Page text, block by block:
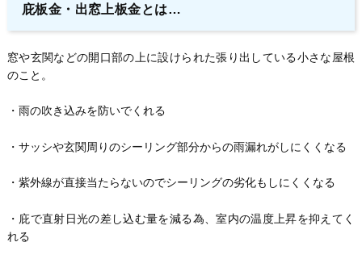
庇板金・出窓上板金とは…
窓や玄関などの開口部の上に設けられた張り出している小さな屋根
のこと。
・雨の吹き込みを防いでくれる
・サッシや玄関周りのシーリング部分からの雨漏れがしにくくなる
・紫外線が直接当たらないのでシーリングの劣化もしにくくなる
・庇で直射日光の差し込む量を減る為、室内の温度上昇を抑えてく
れる